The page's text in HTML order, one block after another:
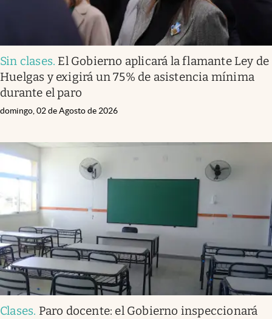
Sin clases. El Gobierno aplicará la flamante Ley de
Huelgas y exigirá un 75% de asistencia mínima
durante el paro
domingo, 02 de Agosto de 2026
Clases. Paro docente: el Gobierno inspeccionará